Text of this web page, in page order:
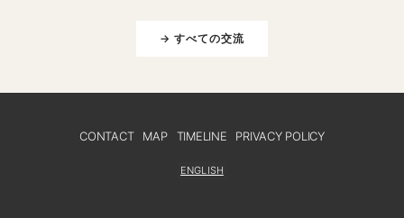
→ すべての交流
CONTACT MAP TIMELINE PRIVACY POLICY
ENGLISH